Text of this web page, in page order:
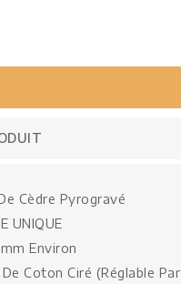
Cèdre Pyrogravé
UNIQUE
Environ
Coton Ciré (réglable Par